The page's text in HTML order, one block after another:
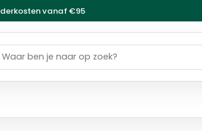
vanaf €95